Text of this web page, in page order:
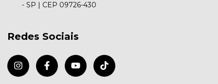
- SP | CEP 09726-430
Redes Sociais